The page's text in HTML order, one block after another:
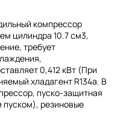
компрессор
цилиндра 10.7 см3,
требует
0,412 кВт (При
хладагент R134a. В
пуско-защитная
пуском), резиновые